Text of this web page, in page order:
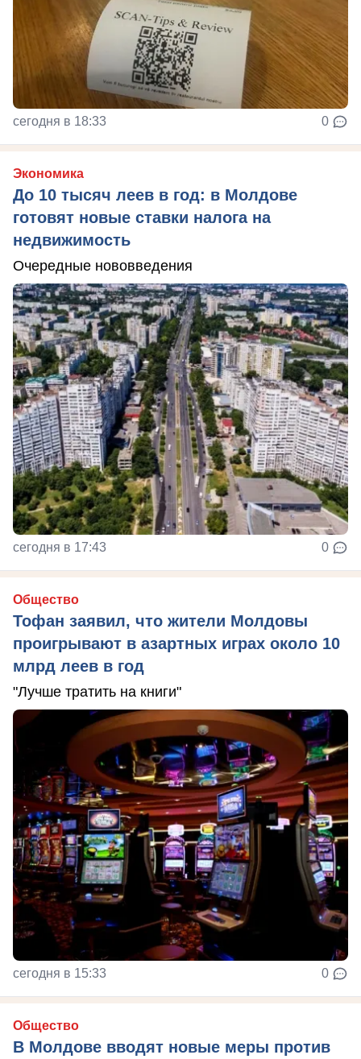
сегодня в 18:33 0
Экономика
До 10 тысяч леев в год: в Молдове
готовят новые ставки налога на
недвижимость
Очередные нововведения
сегодня в 17:43 0
Общество
Тофан заявил, что жители Молдовы
проигрывают в азартных играх около 10
млрд леев в год
"Лучше тратить на книги"
сегодня в 15:33 0
Общество
В Молдове вводят новые меры против